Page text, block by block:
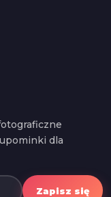
dla
Zapisz się